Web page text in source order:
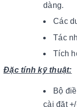
dàng.
Các
Tác
Tích
Đặc tính kỹ thuật:
Bộ
cài đặt